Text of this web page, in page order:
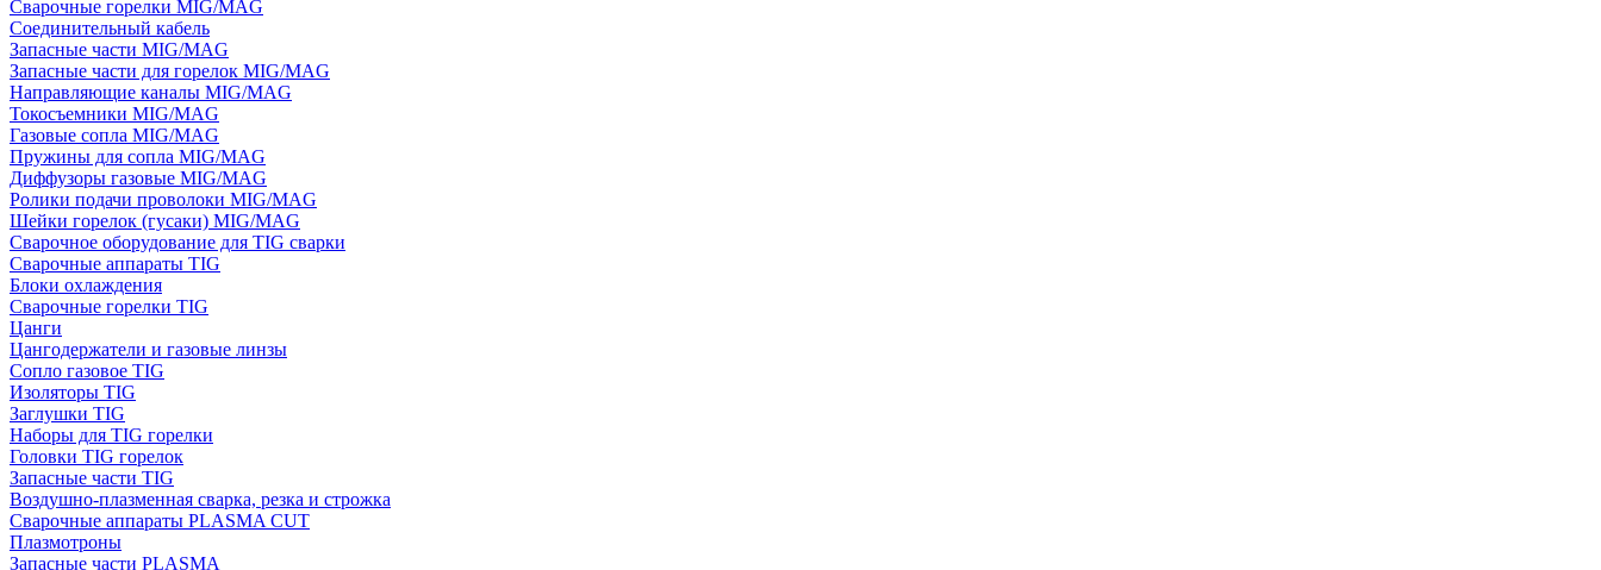
Сварочные горелки MIG/MAG
Соединительный кабель
Запасные части MIG/MAG
Запасные части для горелок MIG/MAG
Направляющие каналы MIG/MAG
Токосъемники MIG/MAG
Газовые сопла MIG/MAG
Пружины для сопла MIG/MAG
Диффузоры газовые MIG/MAG
Ролики подачи проволоки MIG/MAG
Шейки горелок (гусаки) MIG/MAG
Сварочное оборудование для TIG сварки
Сварочные аппараты TIG
Блоки охлаждения
Сварочные горелки TIG
Цанги
Цангодержатели и газовые линзы
Сопло газовое TIG
Изоляторы TIG
Заглушки TIG
Наборы для TIG горелки
Головки TIG горелок
Запасные части TIG
Воздушно-плазменная сварка, резка и строжка
Сварочные аппараты PLASMA CUT
Плазмотроны
Запасные части PLASMA